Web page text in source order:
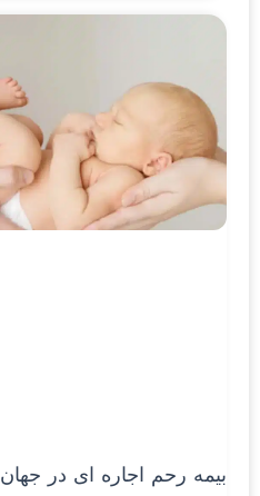
بیمه رحم اجاره ای در جهان